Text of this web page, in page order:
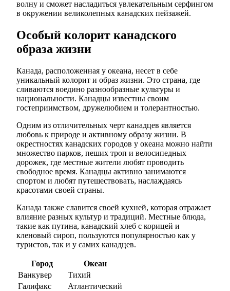
волну и сможет насладиться увлекательным серфингом
в окружении великолепных канадских пейзажей.
Особый колорит канадского
образа жизни
Канада, расположенная у океана, несет в себе
уникальный колорит и образ жизни. Это страна, где
сливаются воедино разнообразные культуры и
национальности. Канадцы известны своим
гостеприимством, дружелюбием и толерантностью.
Одним из отличительных черт канадцев является
любовь к природе и активному образу жизни. В
окрестностях канадских городов у океана можно найти
множество парков, пеших троп и велосипедных
дорожек, где местные жители любят проводить
свободное время. Канадцы активно занимаются
спортом и любят путешествовать, наслаждаясь
красотами своей страны.
Канада также славится своей кухней, которая отражает
влияние разных культур и традиций. Местные блюда,
такие как путина, канадский хлеб с корицей и
кленовый сироп, пользуются популярностью как у
туристов, так и у самих канадцев.
Город
Океан
Ванкувер
Тихий
Галифакс
Атлантический